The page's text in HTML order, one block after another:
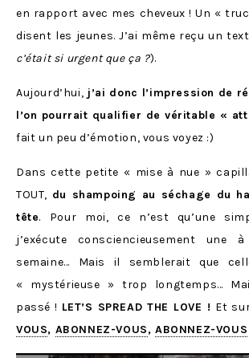
en rapport avec mes cheveux ! Un «
disent les jeunes. J’ai même reçu un
c’était si urgent que ça ?).
Aujourd’hui, j’ai donc l’impression de
l’on pourrait qualifier de véritable «
fait un peu d’émotion, vous voyez :)
Dans cette petite « mise à nue »
TOUT, du shampoing au séchage du
tête. Pour moi, ce n’est qu’une
j’exécute consciencieusement une
semaine… Mais il semblerait que
« mystérieuse » trop longtemps…
passé ! LET’S SPREAD THE LOVE ! Et
VOUS, ABONNEZ-VOUS,ABONNEZ-VOUS